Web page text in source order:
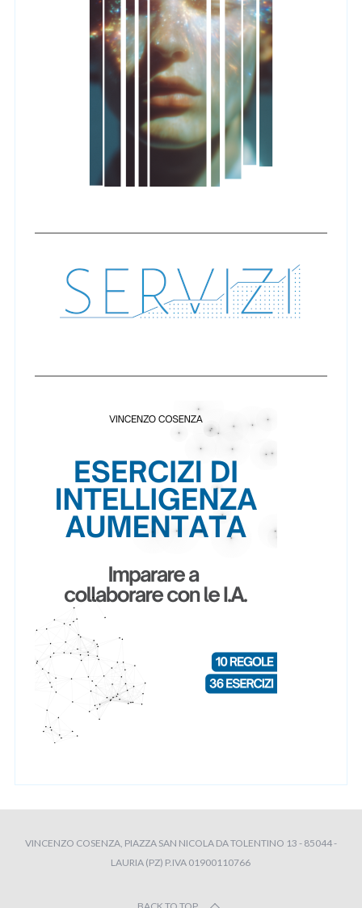
VINCENZO COSENZA, PIAZZA SAN NICOLA DA TOLENTINO 13 - 85044 -
LAURIA (PZ) P.IVA 01900110766